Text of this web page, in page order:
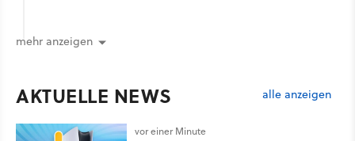
mehr anzeigen
AKTUELLE NEWS alle anzeigen
vor einer Minute